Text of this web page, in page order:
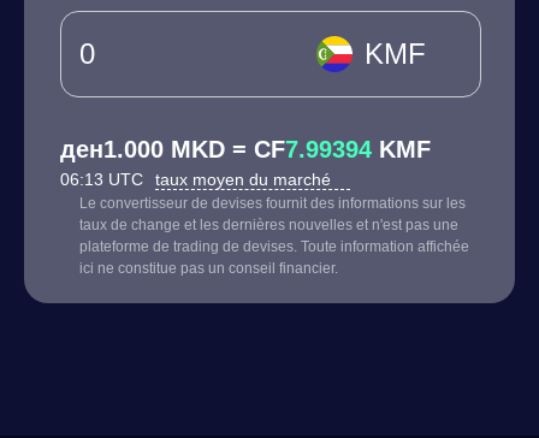
KMF
ден1.000 MKD = CF7.99394 KMF
06:13 UTC taux moyen du marché
Le convertisseur de devises fournit des informations sur les
taux de change et les dernières nouvelles et n'est pas une
plateforme de trading de devises. Toute information affichée
ici ne constitue pas un conseil financier.